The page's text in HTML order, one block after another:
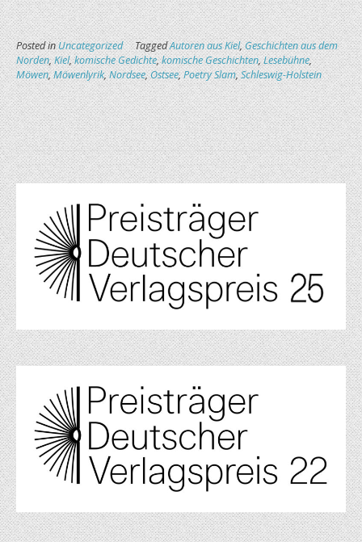
Posted inUncategorized TaggedAutoren aus Kiel,Geschichten aus dem
Norden,Kiel,komische Gedichte,komische Geschichten,Lesebühne,
Möwen,Möwenlyrik,Nordsee,Ostsee,Poetry Slam,Schleswig-Holstein